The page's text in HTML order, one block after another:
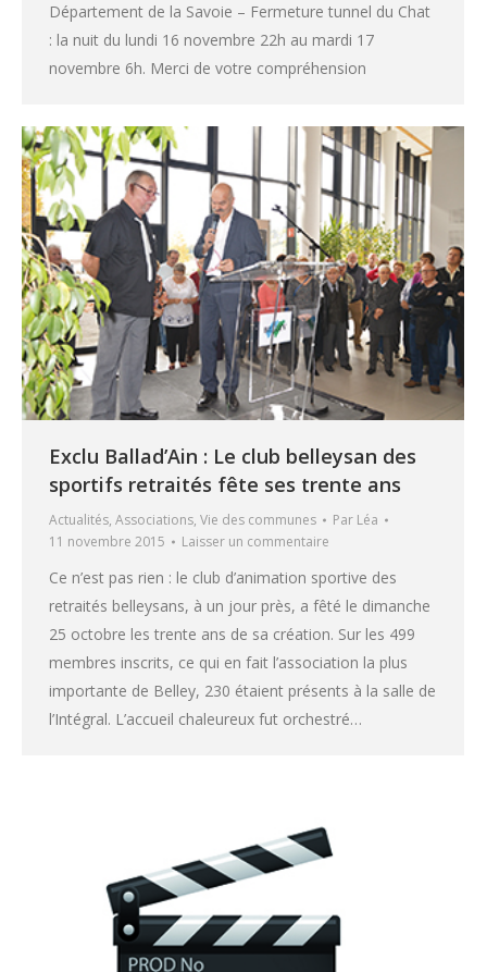
Département de la Savoie – Fermeture tunnel du Chat
: la nuit du lundi 16 novembre 22h au mardi 17
novembre 6h. Merci de votre compréhension
Exclu Ballad’Ain : Le club belleysan des
sportifs retraités fête ses trente ans
Actualités, Associations, Vie des communes Par Léa
11 novembre 2015
Laisser un commentaire
Ce n’est pas rien : le club d’animation sportive des
retraités belleysans, à un jour près, a fêté le dimanche
25 octobre les trente ans de sa création. Sur les 499
membres inscrits, ce qui en fait l’association la plus
importante de Belley, 230 étaient présents à la salle de
l’Intégral. L’accueil chaleureux fut orchestré…